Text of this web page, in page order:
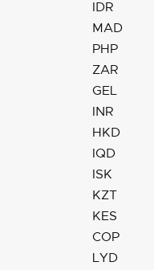
IDR
MAD
PHP
ZAR
GEL
INR
HKD
IQD
ISK
KZT
KES
COP
LYD